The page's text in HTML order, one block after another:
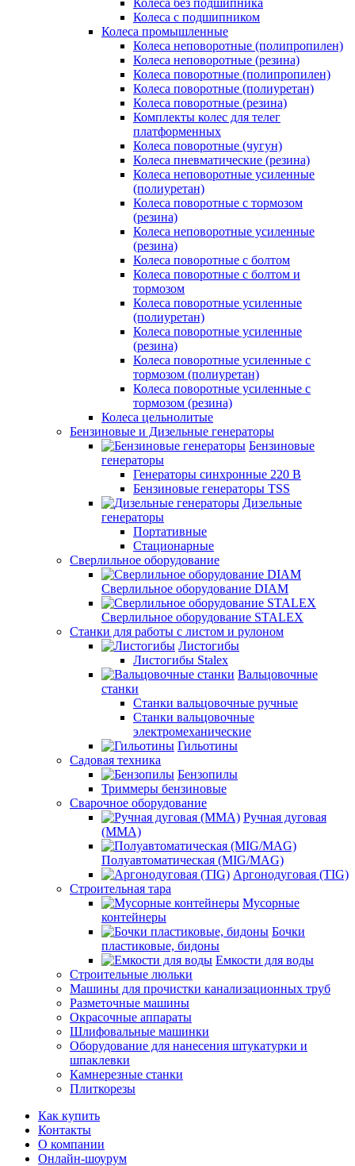
Колеса без подшипника
Колеса с подшипником
Колеса промышленные
Колеса неповоротные (полипропилен)
Колеса неповоротные (резина)
Колеса поворотные (полипропилен)
Колеса поворотные (полиуретан)
Колеса поворотные (резина)
Комплекты колес для телег
платформенных
Колеса поворотные (чугун)
Колеса пневматические (резина)
Колеса неповоротные усиленные
(полиуретан)
Колеса поворотные c тормозом
(резина)
Колеса неповоротные усиленные
(резина)
Колеса поворотные с болтом
Колеса поворотные с болтом и
тормозом
Колеса поворотные усиленные
(полиуретан)
Колеса поворотные усиленные
(резина)
Колеса поворотные усиленные с
тормозом (полиуретан)
Колеса поворотные усиленные с
тормозом (резина)
Колеса цельнолитые
Бензиновые и Дизельные генераторы
Бензиновые
генераторы
Генераторы синхронные 220 В
Бензиновые генераторы TSS
Дизельные
генераторы
Портативные
Стационарные
Сверлильное оборудование
Сверлильное оборудование DIAM
Сверлильное оборудование STALEX
Станки для работы с листом и рулоном
Листогибы
Листогибы Stalex
Вальцовочные
станки
Станки вальцовочные ручные
Станки вальцовочные
электромеханические
Гильотины
Садовая техника
Бензопилы
Триммеры бензиновые
Сварочное оборудование
Ручная дуговая
(MMA)
Полуавтоматическая (MIG/MAG)
Аргонодуговая (TIG)
Строительная тара
Мусорные
контейнеры
Бочки
пластиковые, бидоны
Емкости для воды
Строительные люльки
Машины для прочистки канализационных труб
Разметочные машины
Окрасочные аппараты
Шлифовальные машинки
Оборудование для нанесения штукатурки и
шпаклевки
Камнерезные станки
Плиткорезы
Как купить
Контакты
О компании
Онлайн-шоурум